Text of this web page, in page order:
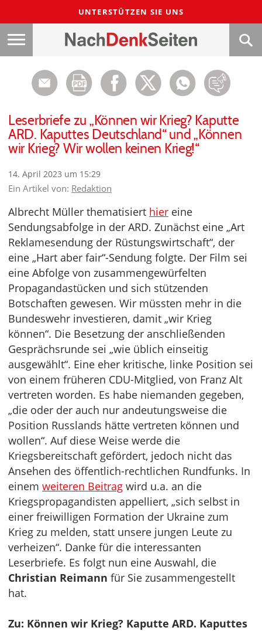
UNTERSTÜTZEN SIE UNS
Leserbriefe zu „Können wir Krieg? Kaputte
ARD. Kaputtes Deutschland“ und „Können
wir Krieg? Wir wollen keinen Krieg!“
14. April 2023 um 15:29
Ein Artikel von: Redaktion
Albrecht Müller thematisiert hier eine
Sendungsabfolge in der ARD. Zunächst eine „Art
Reklamesendung der Rüstungswirtschaft“, der
eine „Hart aber fair“-Sendung folgte. Der Film sei
eine Abfolge von zusammengewürfelten
Propagandastücken und sich stützenden
Botschaften gewesen. Wir müssten mehr in die
Bundeswehr investieren, damit „wir Krieg
können“. Die Besetzung der anschließenden
Gesprächsrunde sei „wie üblich einseitig
ausgewählt“. Eine eher kritische, linke Position sei
von einem früheren CDU-Mitglied, von Franz Alt
vertreten worden. Es habe niemanden gegeben,
„die oder der auch nur andeutungsweise die
Position Russlands hätte vertreten können und
wollen“. Auf diese Weise werde die
Kriegsbereitschaft gefördert, jedoch nicht das
Ansehen des öffentlich-rechtlichen Rundfunks. In
einem weiteren Beitrag wird u.a. an die
Kriegspropagandisten appelliert, „sich selbst in
einer freiwilligen Formation der Ukraine zum
Krieg zu melden, statt unsere jungen Leute zu
verheizen“. Danke für die interessanten
Leserbriefe. Es folgt nun eine Auswahl, die
Christian Reimann für Sie zusammengestellt
hat.
Zu: Können wir Krieg? Kaputte ARD. Kaputtes